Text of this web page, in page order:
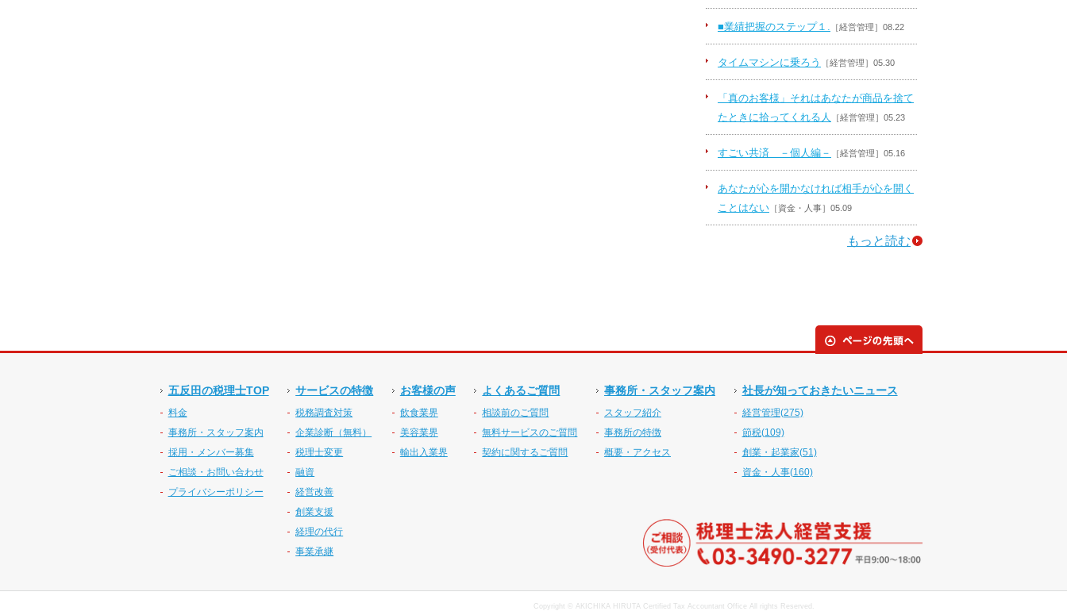
■業績把握のステップ１. ［経営管理］08.22
タイムマシンに乗ろう ［経営管理］05.30
「真のお客様」それはあなたが商品を捨て
たときに拾ってくれる人
［経営管理］05.23
すごい共済 －個人編－ ［経営管理］05.16
あなたが心を開かなければ相手が心を開く
ことはない ［資金・人事］05.09
もっと読む
五反田の税理士TOP
料金
事務所・スタッフ案内
採用・メンバー募集
ご相談・お問い合わせ
プライバシーポリシー
サービスの特徴
税務調査対策
企業診断（無料）
税理士変更
融資
経営改善
創業支援
経理の代行
事業承継
お客様の声
飲食業界
美容業界
輸出入業界
よくあるご質問
相談前のご質問
無料サービスのご質問
契約に関するご質問
事務所・スタッフ案内
スタッフ紹介
事務所の特徴
概要・アクセス
社長が知っておきたいニュース
経営管理(275)
節税(109)
創業・起業家(51)
資金・人事(160)
Copyright © AKICHIKA HIRUTA Certified Tax Accountant Office All rights Reserved.